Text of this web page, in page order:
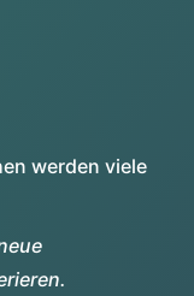
werden viele